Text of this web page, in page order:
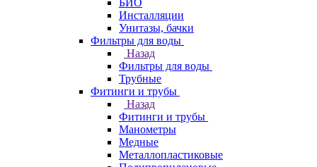
БИО
Инсталляции
Унитазы, бачки
Фильтры для воды
Назад
Фильтры для воды
Трубные
Фитинги и трубы
Назад
Фитинги и трубы
Манометры
Медные
Металлопластиковые